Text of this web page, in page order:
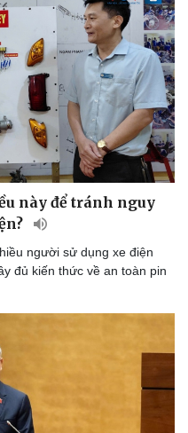
này để tránh nguy
người sử dụng xe điện
đủ kiến thức về an toàn pin